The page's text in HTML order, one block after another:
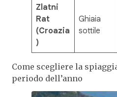
Zlatni
Rat
(Croazia
)
Ghiaia
sottile
Come scegliere la
periodo dell’anno